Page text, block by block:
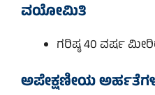
ವಯೋಮಿತಿ
ಗರಿಷ್ಠ 40 ವರ್ಷ
ಅಪೇಕ್ಷಣೀಯ